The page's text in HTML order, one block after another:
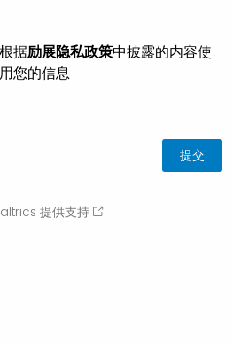
据励展隐私政策中披露的内容使
用您的信息
提供支持